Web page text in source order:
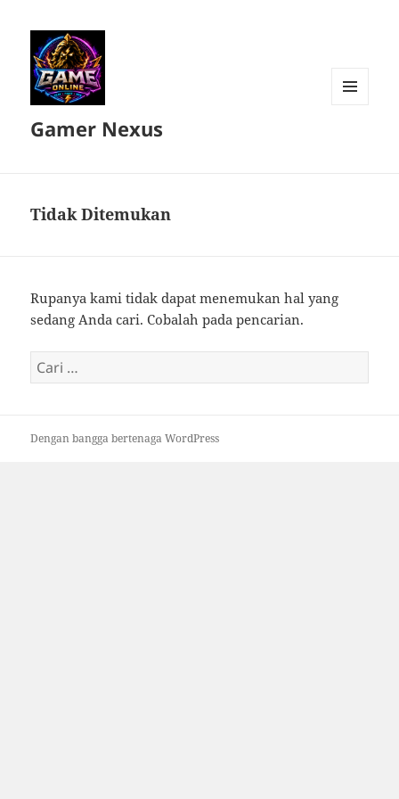
Gamer Nexus
Tidak Ditemukan
Rupanya kami tidak dapat menemukan hal yang
sedang Anda cari. Cobalah pada pencarian.
Cari
untuk:
Dengan bangga bertenaga WordPress